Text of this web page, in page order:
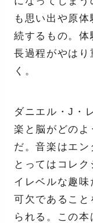
も思い出や原
続するもの。
長過程がやはり
く。
ダニエル・J・
楽と脳がどの
だ。音楽はエ
とってはコレ
イレベルな趣
可欠であるこ
られる。この本